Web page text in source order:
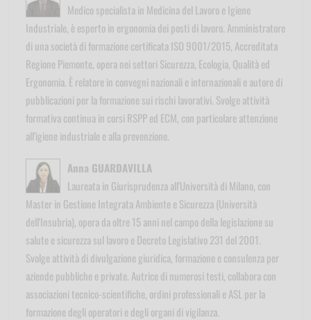
Medico specialista in Medicina del Lavoro e Igiene
Industriale, è esperto in ergonomia dei posti di lavoro. Amministratore
di una società di formazione certificata ISO 9001/2015, Accreditata
Regione Piemonte, opera nei settori Sicurezza, Ecologia, Qualità ed
Ergonomia. È relatore in convegni nazionali e internazionali e autore di
pubblicazioni per la formazione sui rischi lavorativi. Svolge attività
formativa continua in corsi RSPP ed ECM, con particolare attenzione
all'igiene industriale e alla prevenzione.
Anna GUARDAVILLA
Laureata in Giurisprudenza all'Università di Milano, con
Master in Gestione Integrata Ambiente e Sicurezza (Università
dell'Insubria), opera da oltre 15 anni nel campo della legislazione su
salute e sicurezza sul lavoro e Decreto Legislativo 231 del 2001.
Svolge attività di divulgazione giuridica, formazione e consulenza per
aziende pubbliche e private. Autrice di numerosi testi, collabora con
associazioni tecnico-scientifiche, ordini professionali e ASL per la
formazione degli operatori e degli organi di vigilanza.